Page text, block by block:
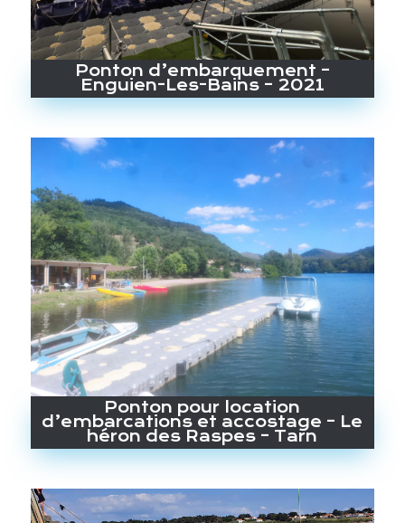
Ponton d’embarquement –
Enguien-Les-Bains – 2021
Ponton pour location
d’embarcations et accostage – Le
héron des Raspes – Tarn